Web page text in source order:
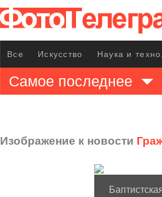
Все Искусство Наука и
Самое последнее
Изображение к новости